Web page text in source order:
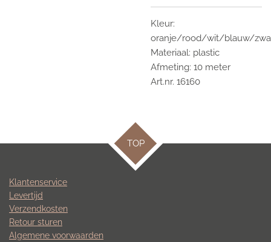
Kleur:
oranje/rood/wit/blauw/
Materiaal: plastic
Afmeting: 10 meter
Art.nr. 16160
TOP
Klantenservice
Levertijd
Verzendkosten
Retour sturen
Algemene voorwaarden